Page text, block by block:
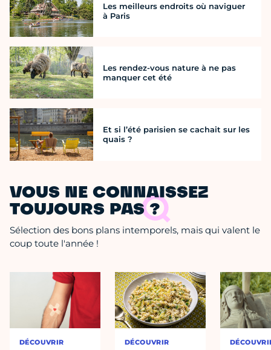
Les meilleurs endroits où naviguer
à Paris
Les rendez-vous nature à ne pas
manquer cet été
Et si l’été parisien se cachait sur les
quais ?
VOUS NE CONNAISSEZ
TOUJOURS PAS ?
Sélection des bons plans intemporels, mais qui valent le
coup toute l'année !
DÉCOUVRIR DÉCOUVRIR